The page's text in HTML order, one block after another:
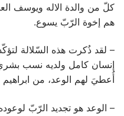
كلّ من والدة الاله ويوسف
هم إخوة الرّبّ يسوع.
– لقد ذُكرت هذه السّلالة
إنسان كامل ولديه نسب
أُعطيَ لهم الوعد، من
– الوعد هو تجديد الرّبّ